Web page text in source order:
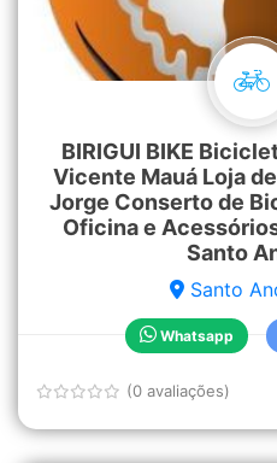
BIRIGUI BIKE
Vicente Mauá Loja
Jorge Conserto de
Oficina e
Santo
Santo
Whatsapp
(0 avaliações)